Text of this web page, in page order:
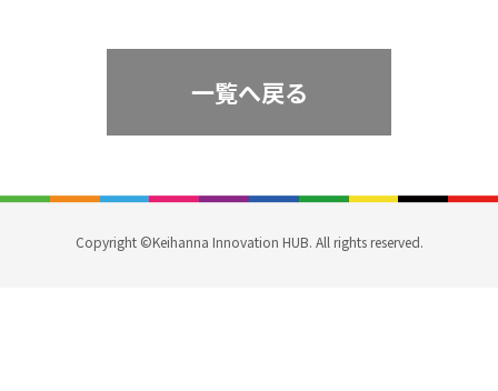
一覧へ戻る
Copyright ©Keihanna Innovation HUB. All rights reserved.